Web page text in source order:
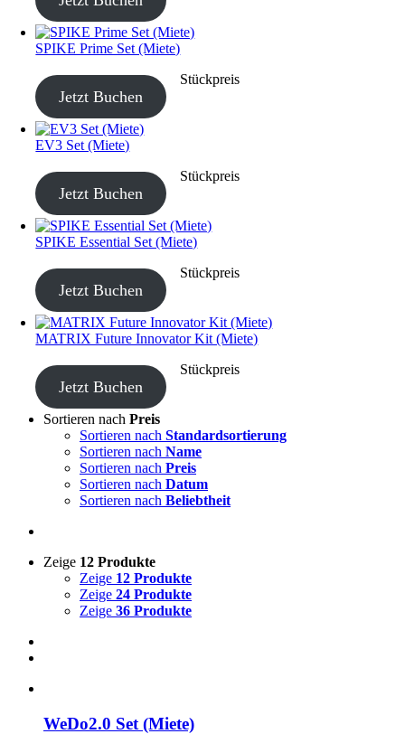
SPIKE Prime Set (Miete)
CHF40.00–CHF190.00 Stückpreis
Jetzt Buchen
EV3 Set (Miete)
CHF40.00–CHF190.00 Stückpreis
Jetzt Buchen
SPIKE Essential Set (Miete)
CHF40.00–CHF190.00 Stückpreis
Jetzt Buchen
MATRIX Future Innovator Kit (Miete)
CHF40.00–CHF190.00 Stückpreis
Jetzt Buchen
Sortieren nach Preis
Sortieren nach Standardsortierung
Sortieren nach Name
Sortieren nach Preis
Sortieren nach Datum
Sortieren nach Beliebtheit
Zeige 12 Produkte
Zeige 12 Produkte
Zeige 24 Produkte
Zeige 36 Produkte
WeDo2.0 Set (Miete)